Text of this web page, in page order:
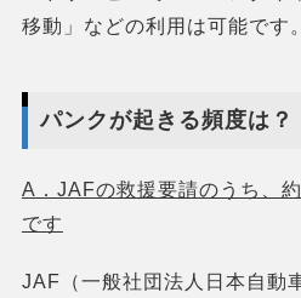
移動」などの利用は可能です。
パンクが起きる頻度は？
A．JAFの救援要請のうち、
です
JAF（一般社団法人日本自動